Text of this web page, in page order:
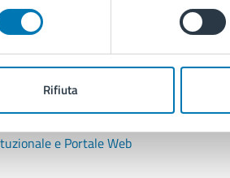
Rifiuta
del Consiglio Comunale
e Portale Web